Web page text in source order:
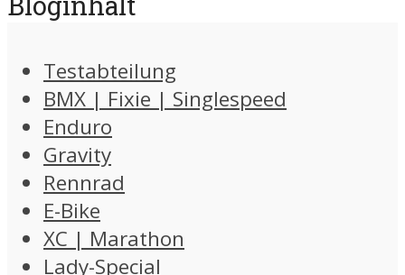
Testabteilung
BMX | Fixie | Singlespeed
Enduro
Gravity
Rennrad
E-Bike
XC | Marathon
Lady-Special